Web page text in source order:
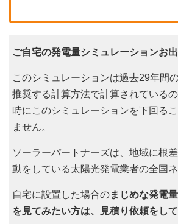
ご自宅の発電量シミュレーションお
このシミュレーションは過去29年間
推奨する計算方法で計算されている
時にこのシミュレーションを下回る
ません。
ソーラーパートナーズは、地域に根
動をしている太陽光発電業者の全国ネ
自宅に設置した場合のまじめな発電
を見てみたい方は、見積り依頼をして